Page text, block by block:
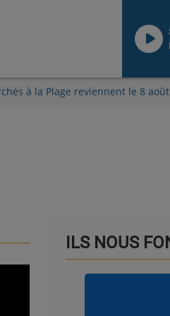
Perchés à la Plage reviennent le 8
ILS NOUS